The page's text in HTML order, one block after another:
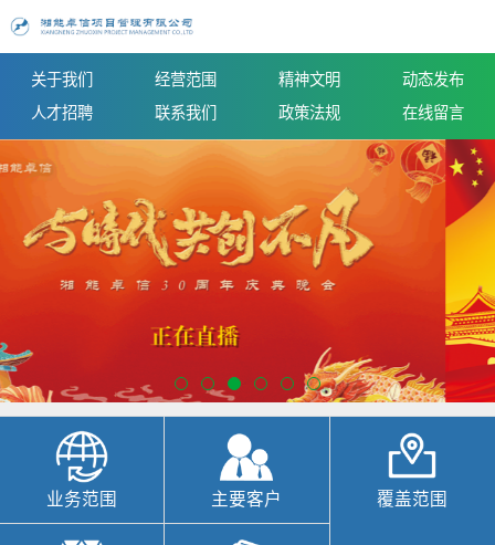
关于我们 经营范围 精神文明
动态发布
人才招聘
联系我们 政策法规 在线留言
业务范围 主要客户 覆盖范围